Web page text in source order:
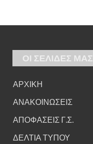
ΟΙ ΣΕΛΙΔΕΣ ΜΑΣ
ΑΡΧΙΚΗ
ΑΝΑΚΟΙΝΩΣΕΙΣ
ΑΠΟΦΑΣΕΙΣ Γ.Σ.
ΔΕΛΤΙΑ ΤΥΠΟΥ